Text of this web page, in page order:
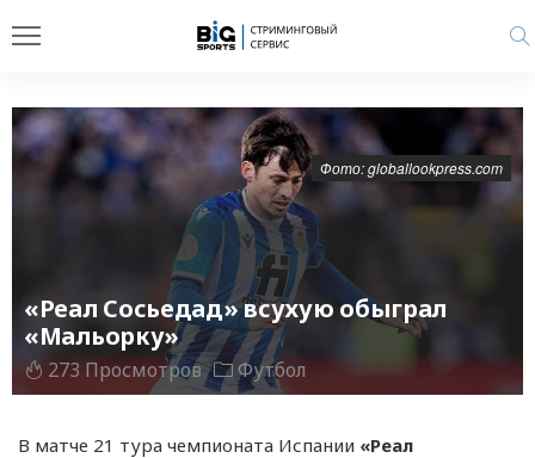
«Реал Сосьедад» всухую обыграл
«Мальорку»
273 Просмотров Футбол
Фото: globallookpress.com
В матче 21 тура чемпионата Испании «Реал